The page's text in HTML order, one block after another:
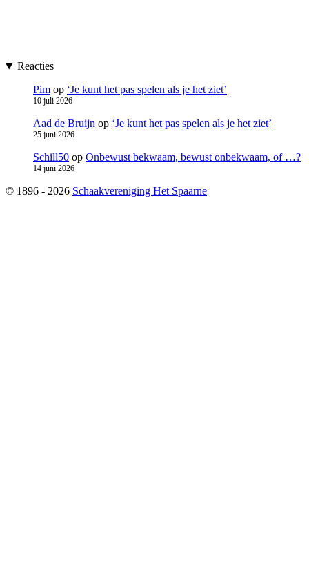
Reacties
Pim op ‘Je kunt het pas spelen als je het ziet’
10 juli 2026
Aad de Bruijn op ‘Je kunt het pas spelen als je het ziet’
25 juni 2026
Schill50 op Onbewust bekwaam, bewust onbekwaam, of …?
14 juni 2026
© 1896 - 2026 Schaakvereniging Het Spaarne